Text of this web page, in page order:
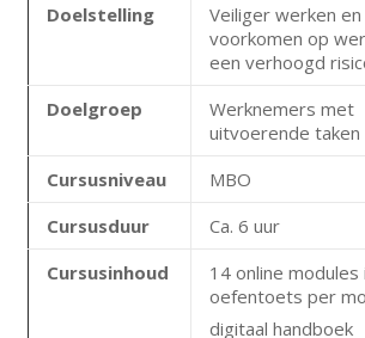
Doelstelling
Veiliger werken
voorkomen op
een verhoogd
Doelgroep
Werknemers met
uitvoerende taken
Cursusniveau
MBO
Cursusduur
Ca. 6 uur
Cursusinhoud
14 online modules
oefentoets per
digitaal handboek